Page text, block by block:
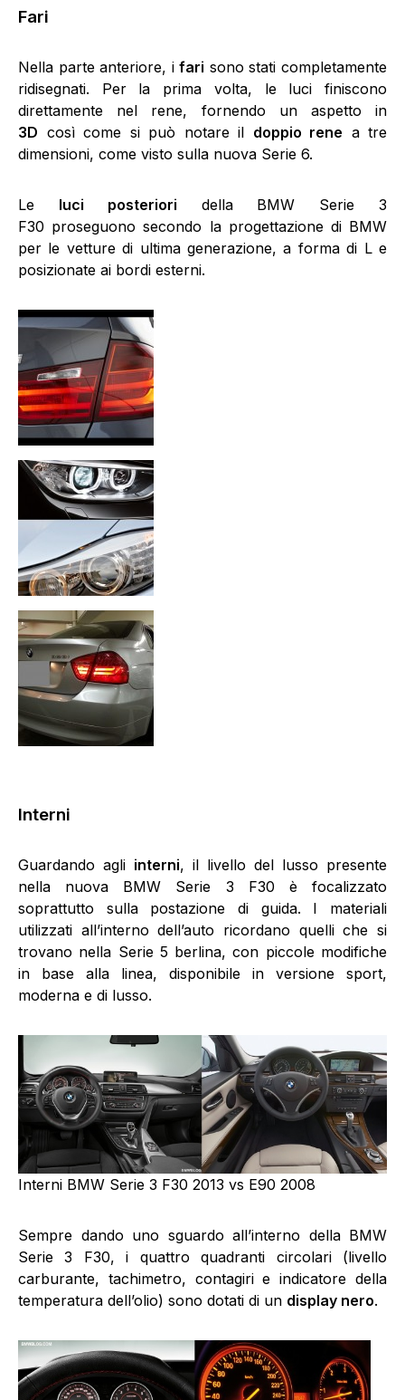
Fari
Nella parte anteriore, ifari sono stati completamente
ridisegnati. Per la prima volta, le luci finiscono
direttamente nel rene, fornendo un aspetto in
3D così come si può notare il doppio rene a tre
dimensioni, come visto sulla nuova Serie 6.
Le luci posteriori della BMW Serie 3
F30 proseguono secondo la progettazione di BMW
per le vetture di ultima generazione, a forma di L e
posizionate ai bordi esterni.
Interni
Guardando agli interni, il livello del lusso presente
nella nuova BMW Serie 3 F30 è focalizzato
soprattutto sulla postazione di guida. I materiali
utilizzati all’interno dell’auto ricordano quelli che si
trovano nella Serie 5 berlina, con piccole modifiche
in base alla linea, disponibile in versione sport,
moderna e di lusso.
Interni BMW Serie 3 F30 2013 vs E90 2008
Sempre dando uno sguardo all’interno della BMW
Serie 3 F30, i quattro quadranti circolari (livello
carburante, tachimetro, contagiri e indicatore della
temperatura dell’olio) sono dotati di un display nero.